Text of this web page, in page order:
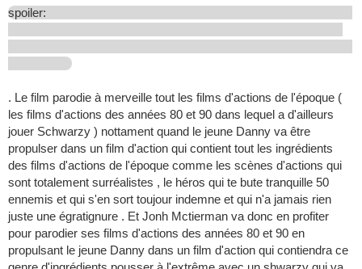
spoiler:
. Le film parodie à merveille tout les films d'actions de l'époque (
les films d'actions des années 80 et 90 dans lequel a d'ailleurs
jouer Schwarzy ) nottament quand le jeune Danny va être
propulser dans un film d'action qui contient tout les ingrédients
des films d'actions de l'époque comme les scènes d'actions qui
sont totalement surréalistes , le héros qui te bute tranquille 50
ennemis et qui s'en sort toujour indemne et qui n'a jamais rien
juste une égratignure . Et Jonh Mctierman va donc en profiter
pour parodier ses films d'actions des années 80 et 90 en
propulsant le jeune Danny dans un film d'action qui contiendra ce